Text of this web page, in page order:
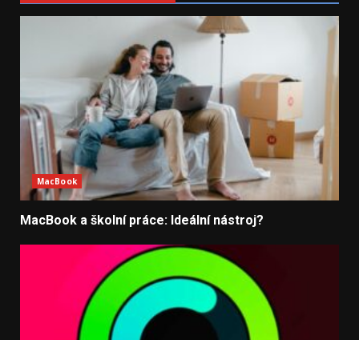
MacBook
MacBook a školní práce: Ideální nástroj?